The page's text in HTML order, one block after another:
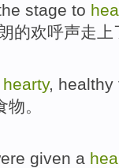
stage to
的欢呼声走上
hearty, healthy
。
given a